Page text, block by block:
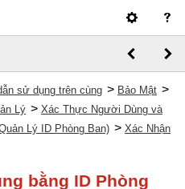
sử dụng trên cùng > Bảo Mật >
Lý > Xác Thực Người Dùng và
Lý ID Phòng Ban) > Xác Nhận
bằng ID Phòng